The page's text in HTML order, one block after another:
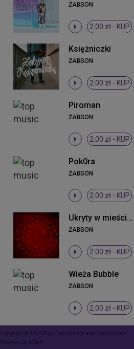
ŻABSON
2.00 zł - KUP
Księżniczki
ŻABSON
2.00 zł - KUP
Piroman
ŻABSON
2.00 zł - KUP
Pok0ra
ŻABSON
2.00 zł - KUP
Ukryty w mieście krzyk (Projekt tymczasem)
ŻABSON
2.00 zł - KUP
Wieża Bubble
ŻABSON
2.00 zł - KUP
Copyright © 2015 Play – wszelkie prawa zastrzeżone
Powered byVCMP